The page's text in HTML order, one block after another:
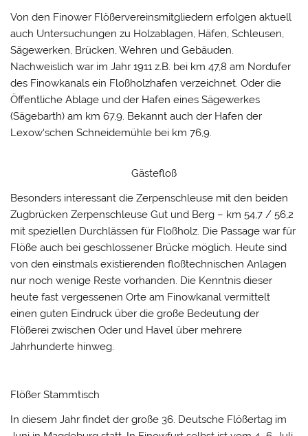
Von den Finower Flößervereinsmitgliedern erfolgen aktuell
auch Untersuchungen zu Holzablagen, Häfen, Schleusen,
Sägewerken, Brücken, Wehren und Gebäuden.
Nachweislich war im Jahr 1911 z.B. bei km 47,8 am Nordufer
des Finowkanals ein Floßholzhafen verzeichnet. Oder die
Öffentliche Ablage und der Hafen eines Sägewerkes
(Sägebarth) am km 67,9. Bekannt auch der Hafen der
Lexow‘schen Schneidemühle bei km 76,9.
Gästefloß
Besonders interessant die Zerpenschleuse mit den beiden
Zugbrücken Zerpenschleuse Gut und Berg – km 54,7 / 56,2
mit speziellen Durchlässen für Floßholz. Die Passage war für
Flöße auch bei geschlossener Brücke möglich. Heute sind
von den einstmals existierenden floßtechnischen Anlagen
nur noch wenige Reste vorhanden. Die Kenntnis dieser
heute fast vergessenen Orte am Finowkanal vermittelt
einen guten Eindruck über die große Bedeutung der
Flößerei zwischen Oder und Havel über mehrere
Jahrhunderte hinweg.
Flößer Stammtisch
In diesem Jahr findet der große 36. Deutsche Flößertag im